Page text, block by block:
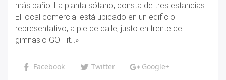
más baño. La planta sótano, consta de tres estancias.
El local comercial está ubicado en un edificio
representativo, a pie de calle, justo en frente del
gimnasio GO Fit…»
Facebook Twitter
Google+